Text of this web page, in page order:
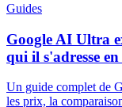
Guides
Google AI Ultra
qui il s'adresse en
Un guide complet de
les prix, la